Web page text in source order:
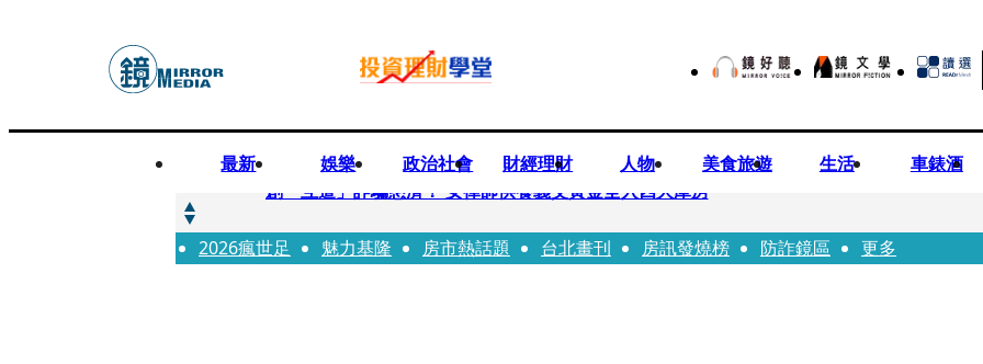
最新 娛樂 政治社會 財經理財 人物 美食旅遊 生活 車錶酒
快訊
創「互道」詐騙慈濟！ 女律師供養義父黃金全入四大庫房
快訊
前時力黨魁表態「反對刪公視預算」 盼在野三思：改凍結處理受質疑項目
2026瘋世足 魅力基隆 房市熱話題 台北畫刊 房訊發燒榜 防詐鏡區 更多